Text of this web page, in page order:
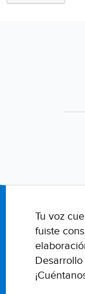
Tu voz
fuiste